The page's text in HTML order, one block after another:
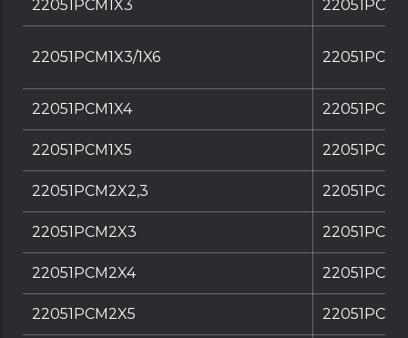
22051PCM1X3
22051PCM1X3/1X6
22051PCM1X4
22051PCM1X5
22051PCM2X2,3
22051PCM2X3
22051PCM2X4
22051PCM2X5